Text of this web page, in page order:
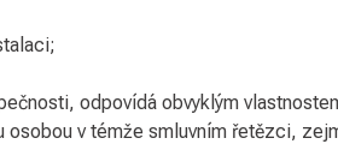
odpovídá obvyklým
v témže smluvním řetězci,